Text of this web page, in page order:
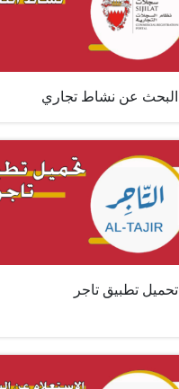
البحث عن نشاط تجاري
تحميل تطبيق تاجر